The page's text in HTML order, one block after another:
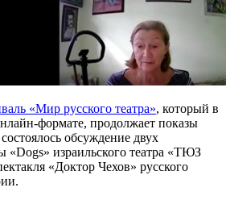
«Мир русского театра», который в
формате, продолжает показы
обсуждение двух
«Dogs» израильского театра «ТЮЗ
«Доктор Чехов» русского